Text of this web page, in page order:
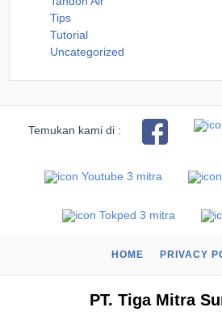
Tips
Tutorial
Uncategorized
Temukan kami di :
HOME PRIVACY
PT. Tiga Mitra